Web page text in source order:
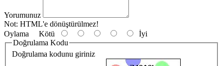
Yorumunuz
Not: HTML'e dönüştürülmez!
Oylama Kötü
İyi
Doğrulama Kodu
Doğrulama kodunu giriniz